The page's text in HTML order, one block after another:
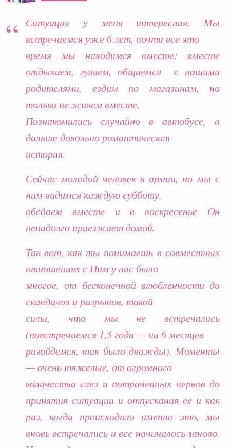
Ситуация у меня интересная. Мы
встречаемся уже 6 лет, почти все это
время мы находимся вместе: вместе
отдыхаем, гуляем, общаемся с нашими
родителями, ездим по магазинам, но
только не живем вместе.
Познакомились случайно в автобусе, а
дальше довольно романтическая
история.
Сейчас молодой человек в армии, но мы с
ним видимся каждую субботу,
обедаем вместе и в воскресенье Он
ненадолго приезжает домой.
Так вот, как ты понимаешь в совместных
отношениях с Ним у нас было
многое, от бесконечной влюбленности до
скандалов и разрывов, такой
силы, что мы не встречались
(повстречаемся 1,5 года — на 6 месяцев
разойдемся, так было дважды). Моменты
— очень тяжелые, от огромного
количества слез и потраченных нервов до
принятия ситуации и отпускания ее и как
раз, когда происходило именно это, мы
вновь встречались и все начиналось заново.